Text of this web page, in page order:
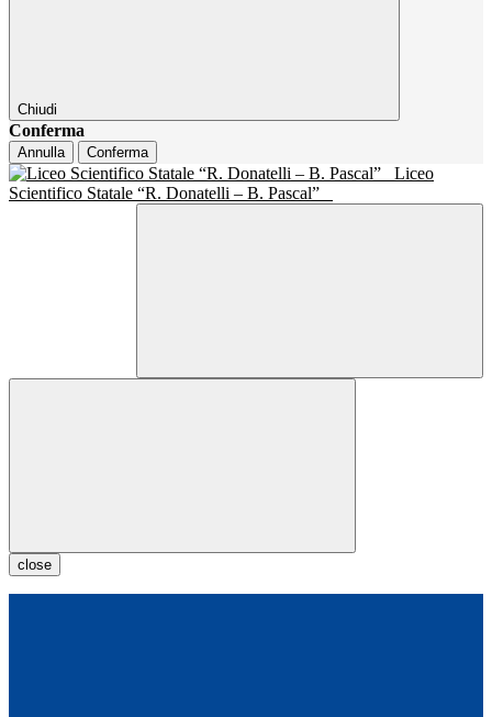
Chiudi
Conferma
Annulla Conferma
Liceo
Scientifico Statale “R. Donatelli – B. Pascal”
close